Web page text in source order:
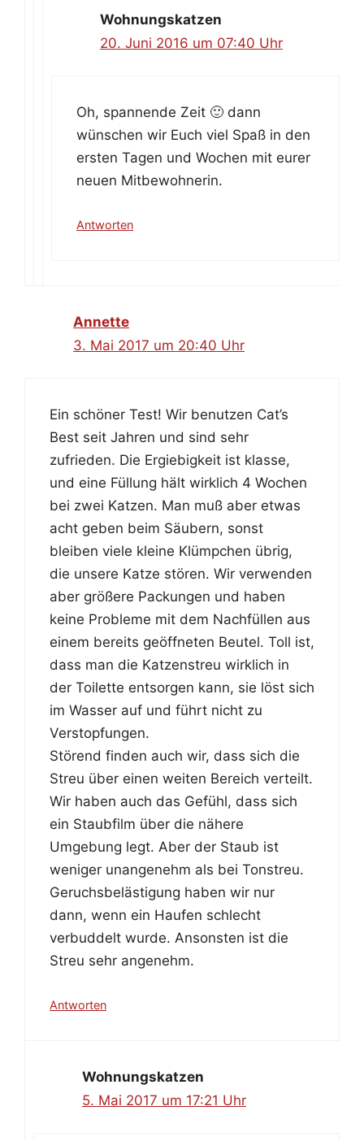
Wohnungskatzen
20. Juni 2016 um 07:40 Uhr
Oh, spannende Zeit 🙂 dann
wünschen wir Euch viel Spaß in den
ersten Tagen und Wochen mit eurer
neuen Mitbewohnerin.
Antworten
Annette
3. Mai 2017 um 20:40 Uhr
Ein schöner Test! Wir benutzen Cat’s
Best seit Jahren und sind sehr
zufrieden. Die Ergiebigkeit ist klasse,
und eine Füllung hält wirklich 4 Wochen
bei zwei Katzen. Man muß aber etwas
acht geben beim Säubern, sonst
bleiben viele kleine Klümpchen übrig,
die unsere Katze stören. Wir verwenden
aber größere Packungen und haben
keine Probleme mit dem Nachfüllen aus
einem bereits geöffneten Beutel. Toll ist,
dass man die Katzenstreu wirklich in
der Toilette entsorgen kann, sie löst sich
im Wasser auf und führt nicht zu
Verstopfungen.
Störend finden auch wir, dass sich die
Streu über einen weiten Bereich verteilt.
Wir haben auch das Gefühl, dass sich
ein Staubfilm über die nähere
Umgebung legt. Aber der Staub ist
weniger unangenehm als bei Tonstreu.
Geruchsbelästigung haben wir nur
dann, wenn ein Haufen schlecht
verbuddelt wurde. Ansonsten ist die
Streu sehr angenehm.
Antworten
Wohnungskatzen
5. Mai 2017 um 17:21 Uhr